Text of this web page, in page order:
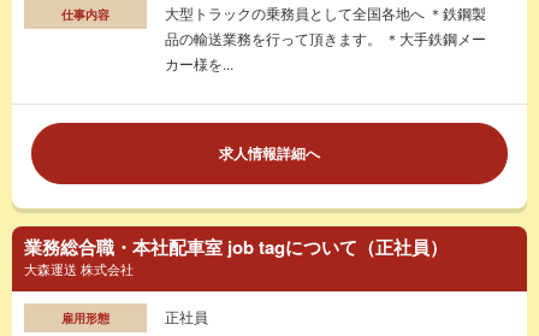
仕事内容
大型トラックの乗務員として全国各地へ ＊鉄鋼製
品の輸送業務を行って頂きます。 ＊大手鉄鋼メー
カー様を...
求人情報詳細へ
業務総合職・本社配車室 job tagについて（正社員）
大森運送 株式会社
雇用形態 正社員